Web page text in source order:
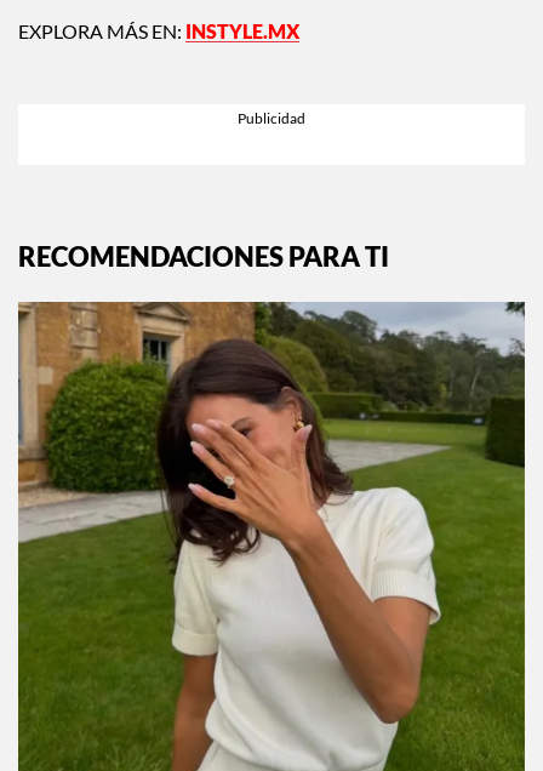
EXPLORA MÁS EN: INSTYLE.MX
RECOMENDACIONES PARA TI